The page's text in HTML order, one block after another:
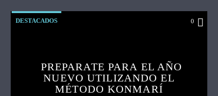
DESTACADOS 0
PREPARATE PARA EL AÑO
NUEVO UTILIZANDO EL
MÉTODO KONMARÍ